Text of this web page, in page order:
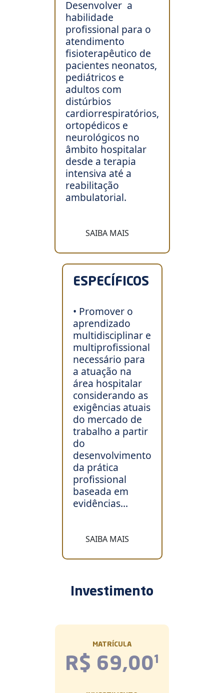
Desenvolver a
habilidade
profissional para o
atendimento
fisioterapêutico de
pacientes neonatos,
pediátricos e
adultos com
distúrbios
cardiorrespiratórios,
ortopédicos e
neurológicos no
âmbito hospitalar
desde a terapia
intensiva até a
reabilitação
ambulatorial.
SAIBA MAIS
ESPECÍFICOS
• Promover o
aprendizado
multidisciplinar e
multiprofissional
necessário para
a atuação na
área hospitalar
considerando as
exigências atuais
do mercado de
trabalho a partir
do
desenvolvimento
da prática
profissional
baseada em
evidências...
SAIBA MAIS
Investimento
MATRÍCULA
R$ 69,00¹